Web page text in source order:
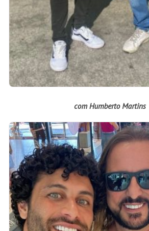
com Humberto Martins